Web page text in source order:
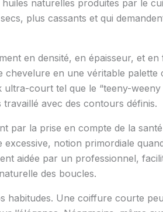
naturelles produites par le
plus cassants et qui
en densité, en épaisseur, et en
chevelure en une véritable palette
court tel que le “teeny-weeny
avec des contours définis.
par la prise en compte de la
notion primordiale quand
aidée par un professionnel,
des boucles.
habitudes. Une coiffure courte